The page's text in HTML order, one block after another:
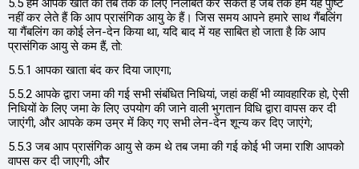
5.5 हम आपके खाते को तब तक के लिए निलंबित कर सकते हैं जब तक हम यह पुष्टि
नहीं कर लेते हैं कि आप प्रासंगिक आयु के हैं। जिस समय आपने हमारे साथ गैंबलिंग
या गैंबलिंग का कोई लेन-देन किया था, यदि बाद में यह साबित हो जाता है कि आप
प्रासंगिक आयु से कम हैं, तो:
5.5.1 आपका खाता बंद कर दिया जाएगा;
5.5.2 आपके द्वारा जमा की गई सभी संबंधित निधियां, जहां कहीं भी व्यावहारिक हो, ऐसी
निधियों के लिए जमा के लिए उपयोग की जाने वाली भुगतान विधि द्वारा वापस कर दी
जाएंगी, और आपके कम उम्र में किए गए सभी लेन-देन शून्य कर दिए जाएंगे;
5.5.3 जब आप प्रासंगिक आयु से कम थे तब जमा की गई कोई भी जमा राशि आपको
वापस कर दी जाएगी; और